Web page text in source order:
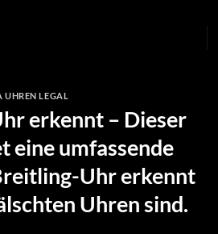
UHREN LEGAL
erkennt – Dieser
eine umfassende
Uhr erkennt
Uhren sind.